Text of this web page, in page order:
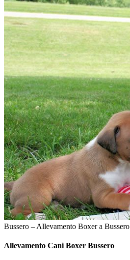
Bussero – Allevamento Boxer a Bussero
Allevamento Cani Boxer Bussero